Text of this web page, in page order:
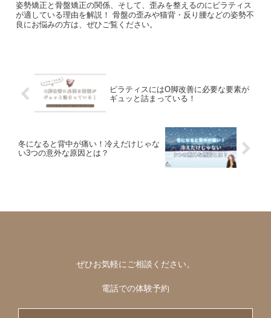
姿勢矯正と骨盤矯正の関係、そして、歪みを整えるのにピラティス
が適している理由を解説！ 骨盤の歪みや猫背・反り腰などの姿勢不
良にお悩みの方は、ぜひご覧ください。
ピラティスにはO脚改善に必要な要素が
ギュッと詰まっている！
冬になると背中が痛い！冷えだけじゃな
い3つの意外な原因とは？
ぜひお気軽にご相談ください。
電話での体験予約